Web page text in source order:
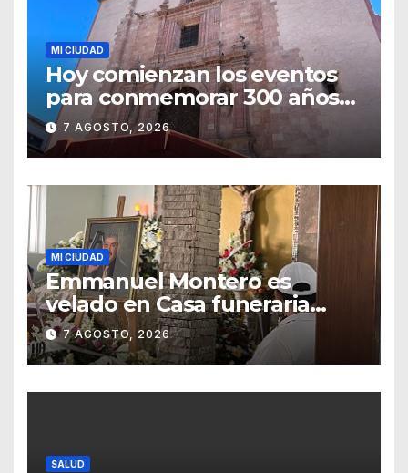
MI CIUDAD
Hoy comienzan los eventos
para conmemorar 300 años
del templo de San Roque
7 AGOSTO, 2026
MI CIUDAD
Emmanuel Montero es
velado en Casa funeraria
Forasté
7 AGOSTO, 2026
SALUD